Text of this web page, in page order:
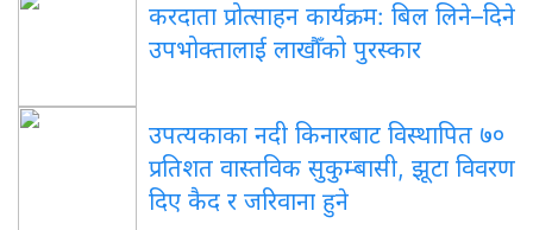
करदाता प्रोत्साहन कार्यक्रम: बिल लिने–दिने
उपभोक्तालाई लाखौँको पुरस्कार
उपत्यकाका नदी किनारबाट विस्थापित ७०
प्रतिशत वास्तविक सुकुम्बासी, झूटा विवरण
दिए कैद र जरिवाना हुने